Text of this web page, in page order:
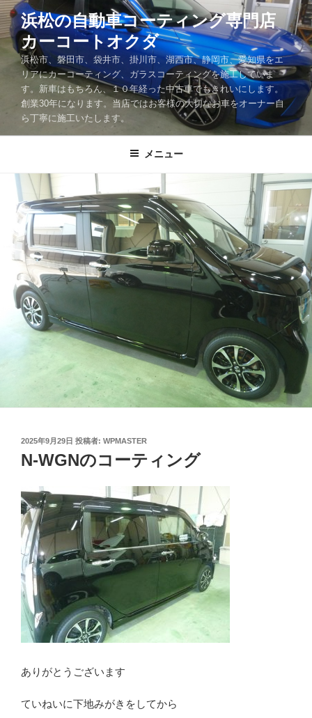
コ
ン
テ
浜松の自動車コーティング専門店
カーコートオクダ
浜松市、磐田市、袋井市、掛川市、湖西市、静岡市、愛知県をエ
リアにカーコーティング、ガラスコーティングを施工していま
す。新車はもちろん、１０年経った中古車でもきれいにします。
創業30年になります。当店ではお客様の大切なお車をオーナー自
ら丁寧に施工いたします。
メニュー
投
稿
日:
2025年9月29日 投稿者: WPMASTER
N-WGNのコーティング
ありがとうございます
ていねいに下地みがきをしてから